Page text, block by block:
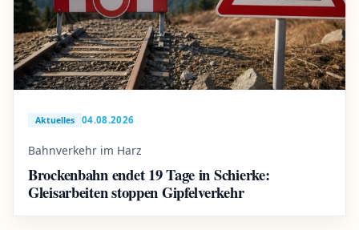
Aktuelles 04.08.2026
Bahnverkehr im Harz
Brockenbahn endet 19 Tage in Schierke:
Gleisarbeiten stoppen Gipfelverkehr